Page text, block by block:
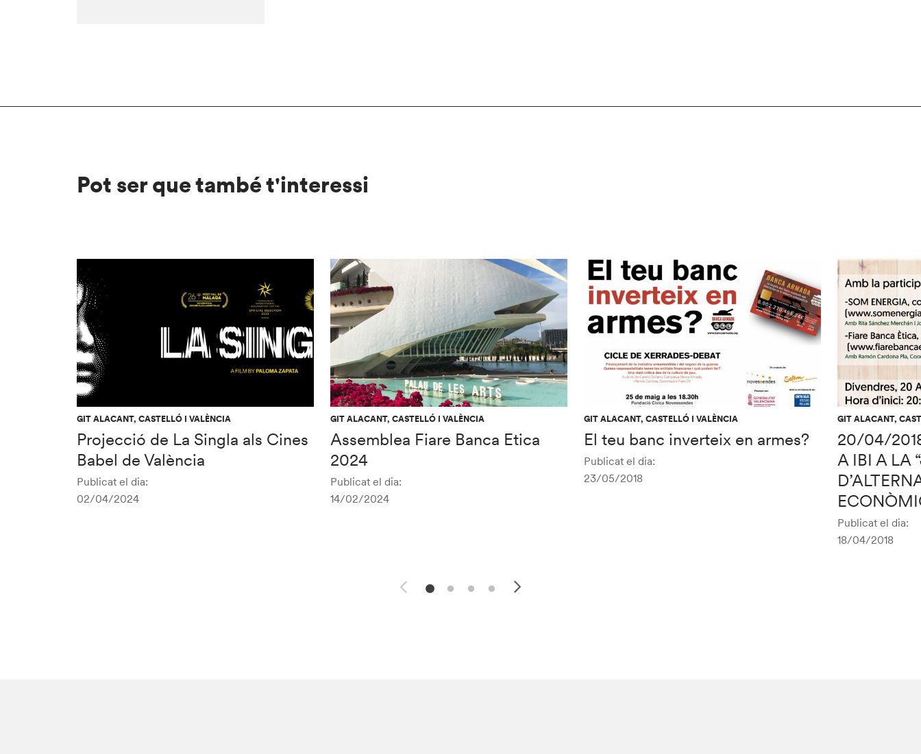
Pot ser que també t'interessi
GIT ALACANT, CASTELLÓ I VALÈNCIA
Projecció de La Singla als Cines
Babel de València
Publicat el dia:
02/04/2024
GIT ALACANT, CASTELLÓ I VALÈNCIA
Assemblea Fiare Banca Etica
2024
Publicat el dia:
14/02/2024
GIT ALACANT, CASTELLÓ I VALÈNCIA
El teu banc inverteix en armes?
Publicat el dia:
23/05/2018
GIT ALACANT,
20/04/
A IBI A LA
Publicat el dia:
18/04/2018